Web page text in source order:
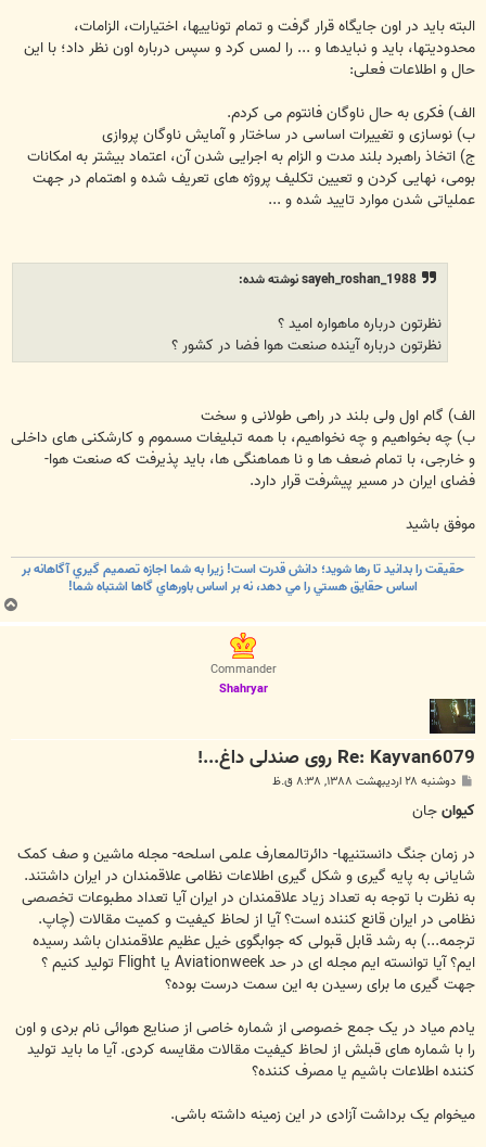
البته باید در اون جایگاه قرار گرفت و تمام توناییها، اختیارات، الزامات،
محدودیتها، باید و نبایدها و ... را لمس کرد و سپس درباره اون نظر داد؛ با این
حال و اطلاعات فعلی:
الف) فکری به حال ناوگان فانتوم می کردم.
ب) نوسازی و تغییرات اساسی در ساختار و آمایش ناوگان پروازی
ج) اتخاذ راهبرد بلند مدت و الزام به اجرایی شدن آن، اعتماد بیشتر به امکانات
بومی، نهایی کردن و تعیین تکلیف پروژه های تعریف شده و اهتمام در جهت
عملیاتی شدن موارد تایید شده و ...
sayeh_roshan_1988 نوشته شده:
نظرتون درباره ماهواره امید ؟
نظرتون درباره آینده صنعت هوا فضا در کشور ؟
الف) گام اول ولی بلند در راهی طولانی و سخت
ب) چه بخواهیم و چه نخواهیم، با همه تبلیغات مسموم و کارشکنی های داخلی
و خارجی، با تمام ضعف ها و نا هماهنگی ها، باید پذیرفت که صنعت هوا-
فضای ایران در مسیر پیشرفت قرار دارد.
موفق باشید
حقيقت را بدانيد تا رها شويد؛ دانش قدرت است! زيرا به شما اجازه تصميم گيري آگاهانه بر
اساس حقايق هستي را مي دهد، نه بر اساس باورهاي گاها اشتباه شما!
ب
ا
Commander
Shahryar
Re: Kayvan6079 روی صندلی داغ...!
پ
ت
دوشنبه ۲۸ اردیبهشت ۱۳۸۸, ۸:۳۸ ق.ظ
کیوانجان
در زمان جنگ دانستنیها- دائرتالمعارف علمی اسلحه- مجله ماشین و صف کمک
شایانی به پایه گیری و شکل گیری اطلاعات نظامی علاقمندان در ایران داشتند.
به نظرت با توجه به تعداد زیاد علاقمندان در ایران آیا تعداد مطبوعات تخصصی
نظامی در ایران قانع کننده است؟ آیا از لحاظ کیفیت و کمیت مقالات (چاپ.
ترجمه...) به رشد قابل قبولی که جوابگوی خیل عظیم علاقمندان باشد رسیده
ایم؟ آیا توانسته ایم مجله ای در حد Aviationweek یا Flight تولید کنیم ؟
جهت گیری ما برای رسیدن به این سمت درست بوده؟
یادم میاد در یک جمع خصوصی از شماره خاصی از صنایع هوائی نام بردی و اون
را با شماره های قبلش از لحاظ کیفیت مقالات مقایسه کردی. آیا ما باید تولید
کننده اطلاعات باشیم یا مصرف کننده؟
میخوام یک برداشت آزادی در این زمینه داشته باشی.